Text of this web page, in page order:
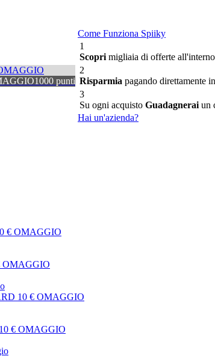
1000 punti
Come Funziona Spiiky
1
Scopri migliaia di offerte
2
Risparmia pagando direttamente
3
Su ogni acquisto Guadagnerai un
Hai un'azienda?
€ OMAGGIO
OMAGGIO
10 € OMAGGIO
€ OMAGGIO